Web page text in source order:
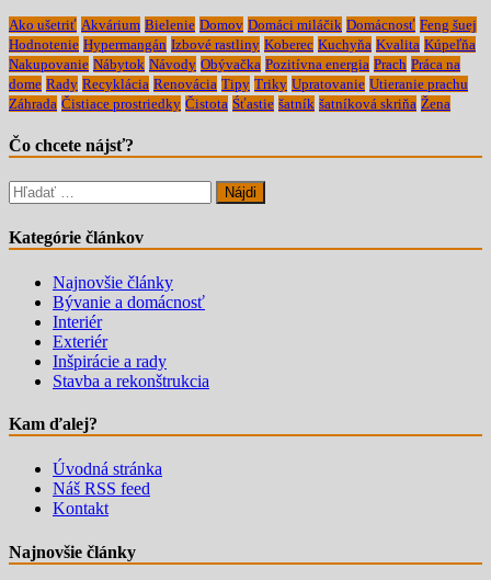
Ako ušetriť Akvárium Bielenie Domov Domáci miláčik Domácnosť Feng šuej
Hodnotenie Hypermangán Izbové rastliny Koberec Kuchyňa Kvalita Kúpeľňa
Nakupovanie Nábytok Návody Obývačka Pozitívna energia Prach Práca na
dome Rady Recyklácia Renovácia Tipy Triky Upratovanie Utieranie prachu
Záhrada Čistiace prostriedky Čistota Śťastie šatník šatníková skriňa Žena
Čo chcete nájsť?
Hľadať:
Kategórie článkov
Najnovšie články
Bývanie a domácnosť
Interiér
Exteriér
Inšpirácie a rady
Stavba a rekonštrukcia
Kam ďalej?
Úvodná stránka
Náš RSS feed
Kontakt
Najnovšie články